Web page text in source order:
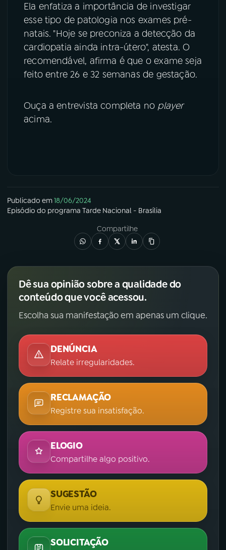
Instagram X
TikTok
Ela enfatiza a importância de investigar
esse tipo de patologia nos exames pré-
natais. "Hoje se preconiza a detecção da
cardiopatia ainda intra-útero", atesta. O
recomendável, afirma é que o exame seja
feito entre 26 e 32 semanas de gestação.
Ouça a entrevista completa no player
acima.
Publicado em18/06/2024
Episódio do programa Tarde Nacional - Brasília
Compartilhe
Dê sua opinião sobre a qualidade do
conteúdo que você acessou.
Escolha sua manifestação em apenas um clique.
DENÚNCIA
Relate irregularidades.
RECLAMAÇÃO
Registre sua insatisfação.
ELOGIO
Compartilhe algo positivo.
SUGESTÃO
Envie uma ideia.
SOLICITAÇÃO